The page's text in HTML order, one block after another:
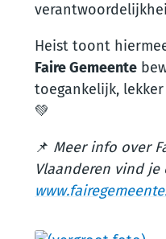
Heist toont
Faire Gemeente
toegankelijk,
💚
📌 Meer info over
Vlaanderen vind je